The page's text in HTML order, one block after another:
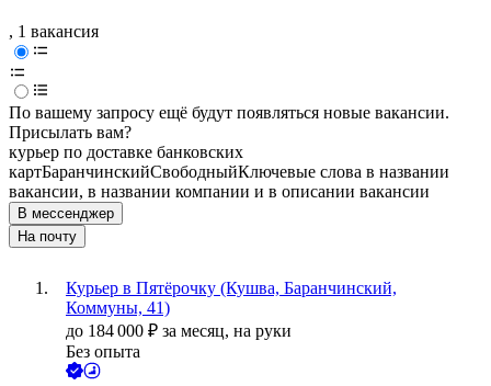
, 1 вакансия
По вашему запросу ещё будут появляться новые вакансии.
Присылать вам?
курьер по доставке банковских
картБаранчинскийСвободныйКлючевые слова в названии
вакансии, в названии компании и в описании вакансии
В мессенджер
На почту
Курьер в Пятёрочку (Кушва, Баранчинский,
Коммуны, 41)
до 184 000 ₽ за месяц, на руки
Без опыта